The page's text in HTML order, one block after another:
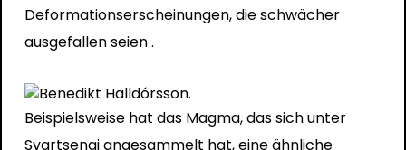
Deformationserscheinungen, die schwächer
ausgefallen seien .
Beispielsweise hat das Magma, das sich unter
Svartsengi angesammelt hat, eine ähnliche